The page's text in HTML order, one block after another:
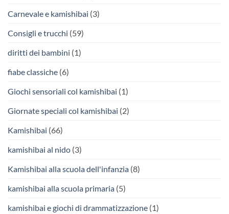
Carnevale e kamishibai (3)
Consigli e trucchi (59)
diritti dei bambini (1)
fiabe classiche (6)
Giochi sensoriali col kamishibai (1)
Giornate speciali col kamishibai (2)
Kamishibai (66)
kamishibai al nido (3)
Kamishibai alla scuola dell'infanzia (8)
kamishibai alla scuola primaria (5)
kamishibai e giochi di drammatizzazione (1)